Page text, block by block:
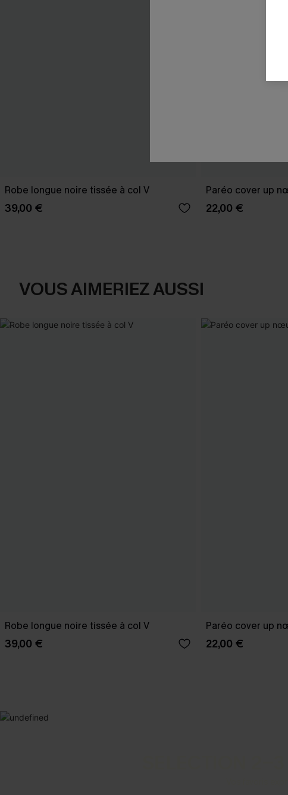
Robe longue noire tissée à col V
39,00 €
Paréo cover up
22,00 €
VOUS AIMERIEZ AUSSI
Robe longue noire tissée à col V
39,00 €
Paréo cover up
22,00 €